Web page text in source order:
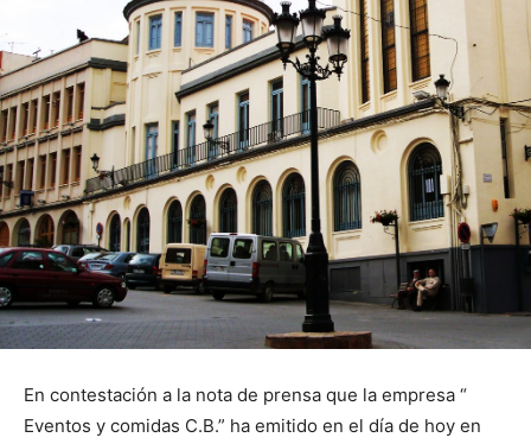
En contestación a la nota de prensa que la empresa “
Eventos y comidas C.B.” ha emitido en el día de hoy en